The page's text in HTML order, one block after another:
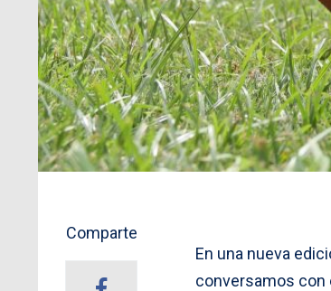
Comparte
En una nueva
conversamos con